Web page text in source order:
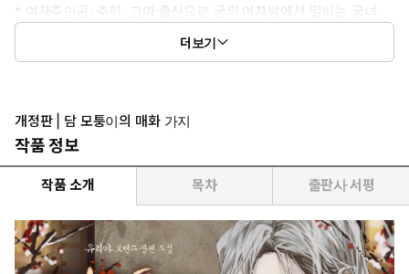
* 여자주인공: 주희, 고아 출신으로 궁의 어차방에서 일하는 궁녀.
어린 시절 소꿉친구처럼 자란 정혼자가 있지만, 어느 날 부적을 떨어
트린 일을 계기로 윤서와 마주쳐 그에게 발목이 잡힌다.
러브 스토리가 읽고 싶을 때
* 공감 글귀: “윤서라, 불러보렴.”
더보기
개정판 | 담 모퉁이의 매화 가지
작품 정보
작품 소개 목차 출판사 서평